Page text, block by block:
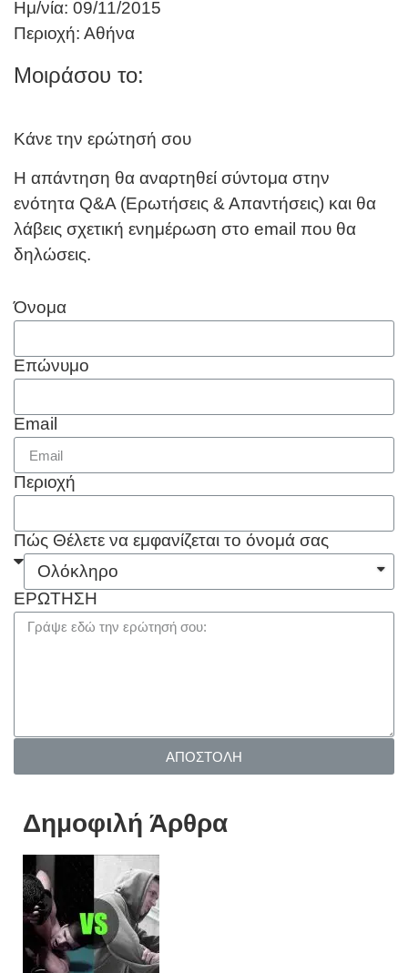
Ημ/νία: 09/11/2015
Περιοχή: Αθήνα
Μοιράσου το:
Κάνε την ερώτησή σου
Η απάντηση θα αναρτηθεί σύντομα στην
ενότητα Q&A (Ερωτήσεις & Απαντήσεις) και θα
λάβεις σχετική ενημέρωση στο email που θα
δηλώσεις.
Όνομα
Επώνυμο
Email
Περιοχή
Πώς Θέλετε να εμφανίζεται το όνομά σας
ΕΡΩΤΗΣΗ
ΑΠΟΣΤΟΛΗ
Δημοφιλή Άρθρα